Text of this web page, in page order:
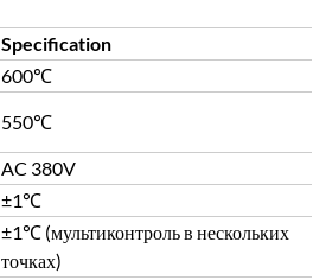
Specification
600℃
550℃
AC 380V
±1℃
±1℃ (мультиконтроль в нескольких
точках)